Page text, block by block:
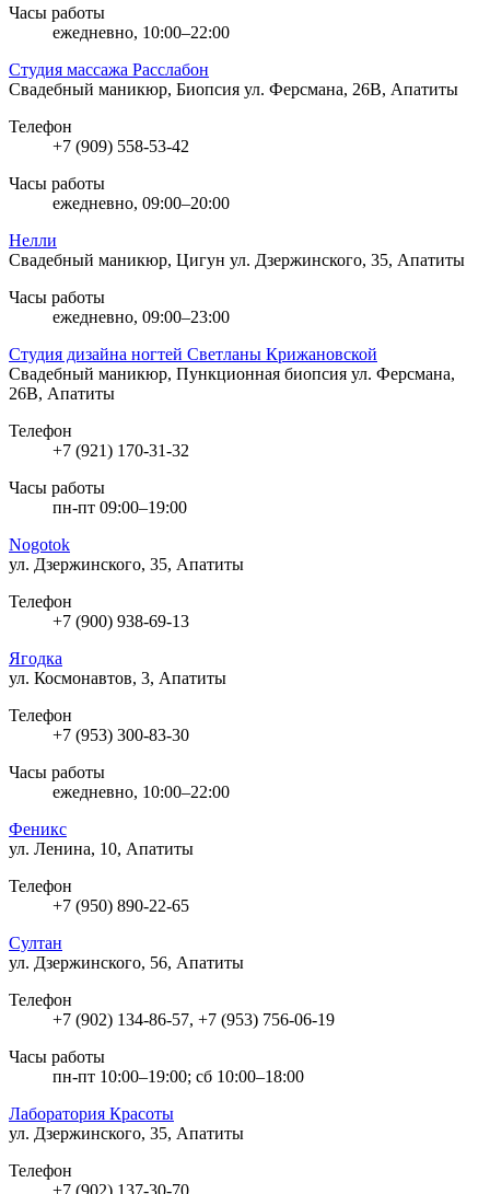
Часы работы
ежедневно, 10:00–22:00
Студия массажа Расслабон
Свадебный маникюр, Биопсия ул. Ферсмана, 26В, Апатиты
Телефон
+7 (909) 558-53-42
Часы работы
ежедневно, 09:00–20:00
Нелли
Свадебный маникюр, Цигун ул. Дзержинского, 35, Апатиты
Часы работы
ежедневно, 09:00–23:00
Студия дизайна ногтей Светланы Крижановской
Свадебный маникюр, Пункционная биопсия ул. Ферсмана,
26В, Апатиты
Телефон
+7 (921) 170-31-32
Часы работы
пн-пт 09:00–19:00
Nogotok
ул. Дзержинского, 35, Апатиты
Телефон
+7 (900) 938-69-13
Ягодка
ул. Космонавтов, 3, Апатиты
Телефон
+7 (953) 300-83-30
Часы работы
ежедневно, 10:00–22:00
Феникс
ул. Ленина, 10, Апатиты
Телефон
+7 (950) 890-22-65
Султан
ул. Дзержинского, 56, Апатиты
Телефон
+7 (902) 134-86-57, +7 (953) 756-06-19
Часы работы
пн-пт 10:00–19:00; сб 10:00–18:00
Лаборатория Красоты
ул. Дзержинского, 35, Апатиты
Телефон
+7 (902) 137-30-70